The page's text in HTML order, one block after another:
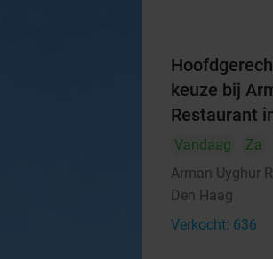
keuze bij
Restaurant
Vandaag Za
Arman Uyghur
Den Haag
Verkocht: 636